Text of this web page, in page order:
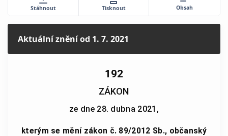
Stáhnout Tisknout Obsah
Aktuální zněníod 1. 7. 2021
192
ZÁKON
ze dne 28. dubna 2021,
kterým se mění zákon č. 89/2012 Sb., občanský